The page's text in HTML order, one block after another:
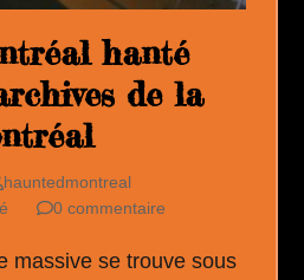
hanté
de la
hauntedmontreal
0 commentaire
massive se trouve sous